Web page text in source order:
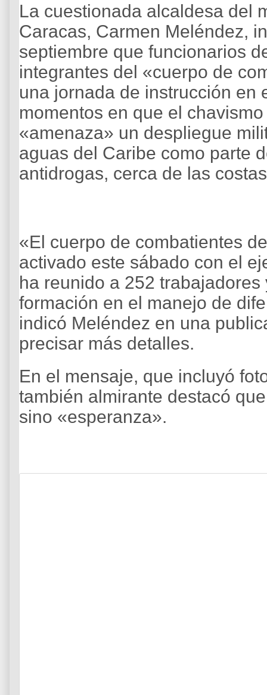
La cuestionada alcaldesa del
Caracas, Carmen Meléndez,
septiembre que funcionarios
integrantes del «cuerpo de
una jornada de instrucción en
momentos en que el
«amenaza» un despliegue
aguas del Caribe como parte
antidrogas, cerca de las
«El cuerpo de combatientes
activado este sábado con el
ha reunido a 252
formación en el manejo de
indicó Meléndez en una
precisar más detalles.
En el mensaje, que incluyó
también almirante destacó
sino «esperanza».